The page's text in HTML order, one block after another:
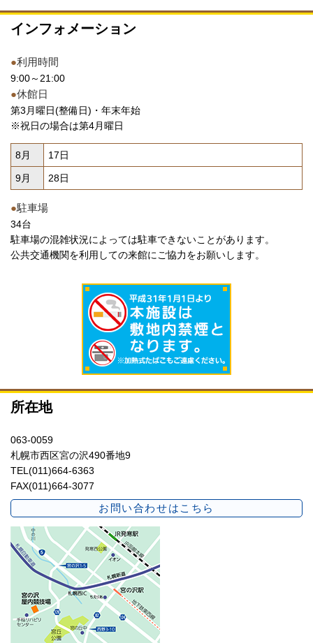
インフォメーション
●利用時間
9:00～21:00
●休館日
第3月曜日(整備日)・年末年始
※祝日の場合は第4月曜日
8月 17日
9月 28日
●駐車場
34台
駐車場の混雑状況によっては駐車できないことがあります。
公共交通機関を利用しての来館にご協力をお願いします。
所在地
063-0059
札幌市西区宮の沢490番地9
TEL(011)664-6363
FAX(011)664-3077
お問い合わせはこちら